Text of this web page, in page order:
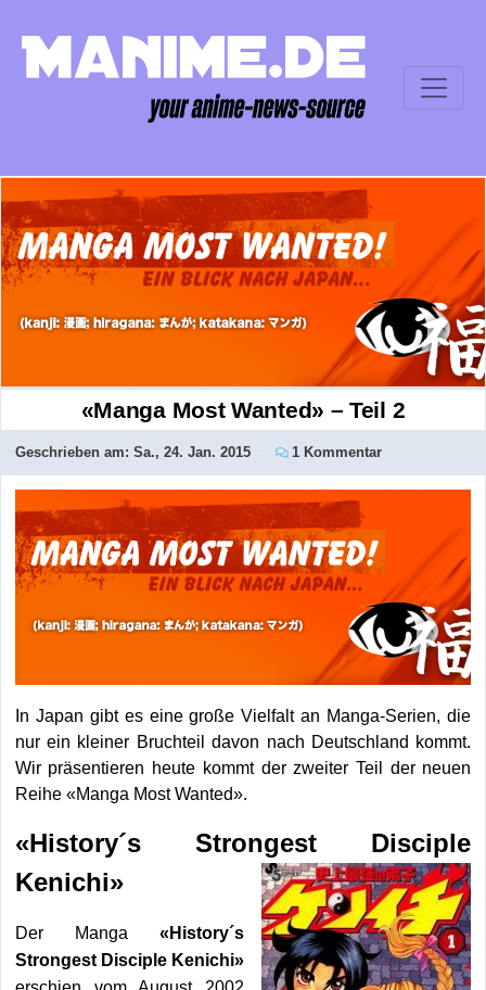
«Manga Most Wanted» – Teil 2
Geschrieben am: Sa., 24. Jan. 2015 1 Kommentar
In Japan gibt es eine große Vielfalt an Manga-Serien, die
nur ein kleiner Bruchteil davon nach Deutschland kommt.
Wir präsentieren heute kommt der zweiter Teil der neuen
Reihe «Manga Most Wanted».
«History´s Strongest Disciple
Kenichi»
Der Manga«History´s
Strongest Disciple Kenichi»